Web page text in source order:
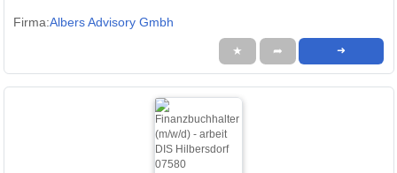
Firma:Albers Advisory Gmbh
★ ➦ ➜